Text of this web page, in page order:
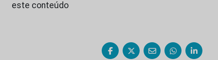
este conteúdo